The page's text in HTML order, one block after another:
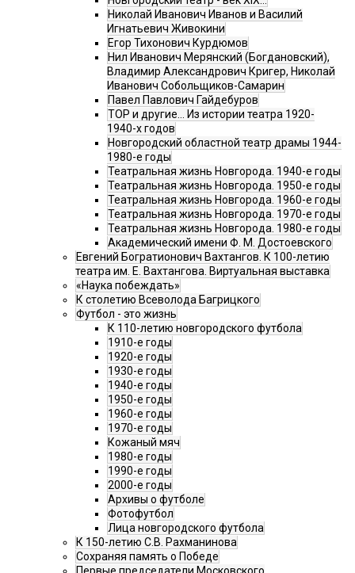
Николай Иванович Иванов и Василий
Игнатьевич Живокини
Егор Тихонович Курдюмов
Нил Иванович Мерянский (Богдановский),
Владимир Александрович Кригер, Николай
Иванович Собольщиков-Самарин
Павел Павлович Гайдебуров
ТОР и другие… Из истории театра 1920-
1940-х годов
Новгородский областной театр драмы 1944-
1980-е годы
Театральная жизнь Новгорода. 1940-е годы
Театральная жизнь Новгорода. 1950-е годы
Театральная жизнь Новгорода. 1960-е годы
Театральная жизнь Новгорода. 1970-е годы
Театральная жизнь Новгорода. 1980-е годы
Академический имени Ф. М. Достоевского
Евгений Богратионович Вахтангов. К 100-летию
театра им. Е. Вахтангова. Виртуальная выставка
«Наука побеждать»
К столетию Всеволода Багрицкого
Футбол - это жизнь
К 110-летию новгородского футбола
1910-е годы
1920-е годы
1930-е годы
1940-е годы
1950-е годы
1960-е годы
1970-е годы
Кожаный мяч
1980-е годы
1990-е годы
2000-е годы
Архивы о футболе
Фотофутбол
Лица новгородского футбола
К 150-летию С.В. Рахманинова
Сохраняя память о Победе